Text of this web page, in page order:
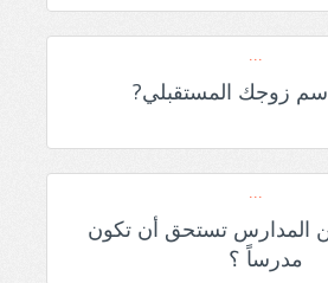
زوجك المستقبلي?
المدارس تستحق أن تكون
مدرساً ؟